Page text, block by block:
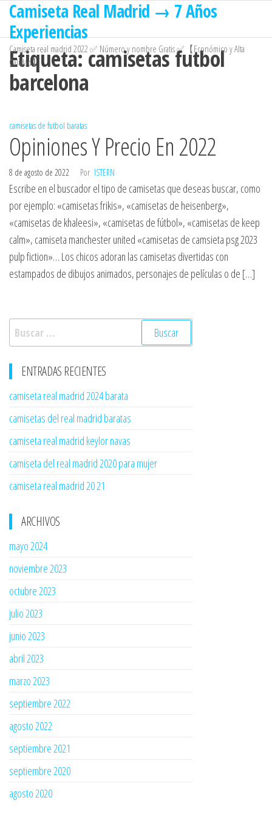
Saltar
contenido
Camiseta Real Madrid → 7 Años
Experiencias
Camiseta real madrid 2022 ✅ Número y nombre Gratis ✅【Económico y Alta
Calidad】
Etiqueta:camisetas futbol
barcelona
camisetas de futbol baratas
Opiniones Y Precio En 2022
8 de agosto de 2022 Por ISTERN
Escribe en el buscador el tipo de camisetas que deseas buscar, como
por ejemplo: «camisetas frikis», «camisetas de heisenberg»,
«camisetas de khaleesi», «camisetas de fútbol», «camisetas de keep
calm», camiseta manchester united «camisetas de camsieta psg 2023
pulp fiction»… Los chicos adoran las camisetas divertidas con
estampados de dibujos animados, personajes de películas o de […]
Buscar:
ENTRADAS RECIENTES
camiseta real madrid 2024 barata
camisetas del real madrid baratas
camiseta real madrid keylor navas
camiseta del real madrid 2020 para mujer
camiseta real madrid 20 21
ARCHIVOS
mayo 2024
noviembre 2023
octubre 2023
julio 2023
junio 2023
abril 2023
marzo 2023
septiembre 2022
agosto 2022
septiembre 2021
septiembre 2020
agosto 2020